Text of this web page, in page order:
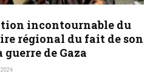
incontournable du
régional du fait de son
de Gaza